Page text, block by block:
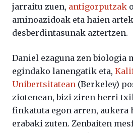
jarraitu zuen, antigorputzak
aminoazidoak eta haien
desberdintasunak aztertzen.
Daniel ezaguna zen biologia
egindako lanengatik eta,
Unibertsitatean (Berkeley)
ziotenean, bizi ziren herri
finkatuta egon arren, aukera
erabaki zuten. Zenbaiten